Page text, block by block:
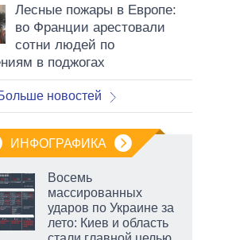
Лесные пожары в Европе:
во Франции арестовали
сотни людей по
в поджогах
новостей
ИНФОГРАФИКА
Восемь
массированных
ударов по Украине за
лето: Киев и область